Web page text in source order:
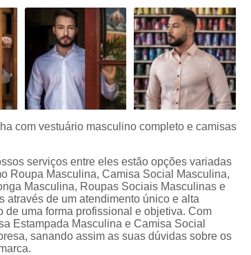
Camisa Social Branca Plus Size
Camisa Social Plus Size
Camisa Xadrez Masculina Plus Size
Camisa Masculina Manga Curta Slim Fit
Camisa Slim Fit
Camisa
Camisa Social Slim Fit Masculina
Camisa
Camisa Branca Slim Masculina
Camisa Jeans Slim Masculina
Camisa Masculina Slim Fit Manga
com vestuário masculino completo e camisas
serviços entre eles estão opções variadas
Roupa Masculina, Camisa Social Masculina,
Masculina, Roupas Sociais Masculinas e
através de um atendimento único e alta
uma forma profissional e objetiva. Com
Estampada Masculina e Camisa Social
sanando assim as suas dúvidas sobre os